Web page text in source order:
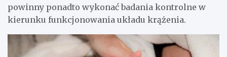
powinny ponadto wykonać badania kontrolne w
kierunku funkcjonowania układu krążenia.